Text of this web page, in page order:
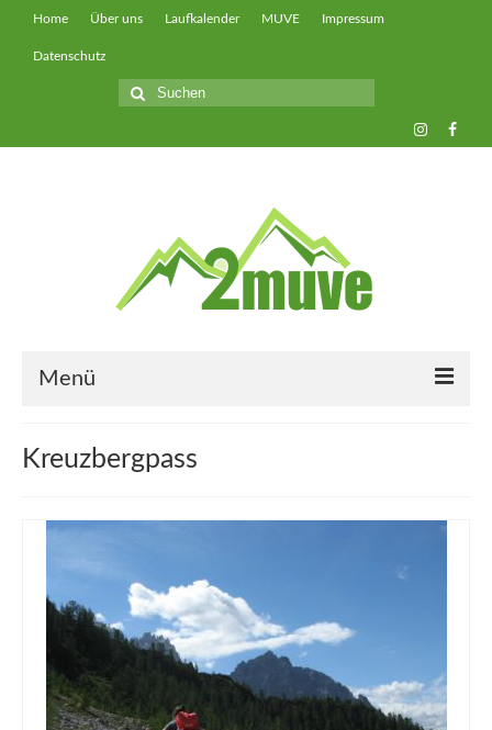
Home Über uns Laufkalender MUVE Impressum
Datenschutz
Suche
nach:
Menü
muveAWAY
muveLIVELY
muveBOLDLY
Kreuzbergpass